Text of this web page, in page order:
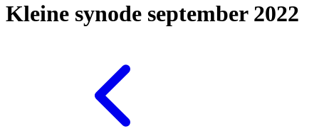
Kleine synode september 2022